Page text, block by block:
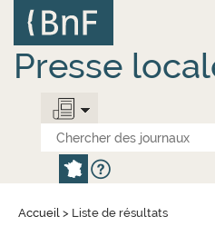
contenu
principal
Presse
Accueil > Liste de résultats
Panneau de gestion des cookies